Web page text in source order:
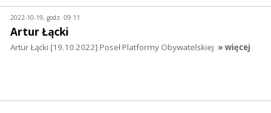
2022-10-19, godz. 09:11
Artur Łącki
Artur Łącki [19.10.2022] Poseł Platformy Obywatelskiej » więcej